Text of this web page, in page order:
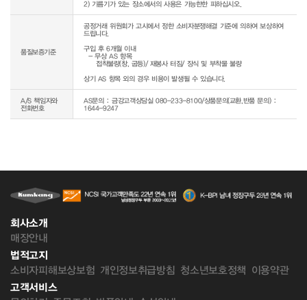
품질보증기준
공정거래 위원회가 고시에서 정한 소비자분쟁해결 기준에 의하여 보상하여
드립니다.
구입 후 6개월 이내
  - 무상 AS 항목
상기 AS 항목 외의 경우 비용이 발생될 수 있습니다.
A/S 책임자와
전화번호
AS문의 : 금강고객상담실 080-233-8100/상품문의(교환,반품 문의) :
1644-9247
회사소개
매장안내
법적고지
소비자피해보상보험 개인정보취급방침 청소년보호정책 이용약관
고객서비스